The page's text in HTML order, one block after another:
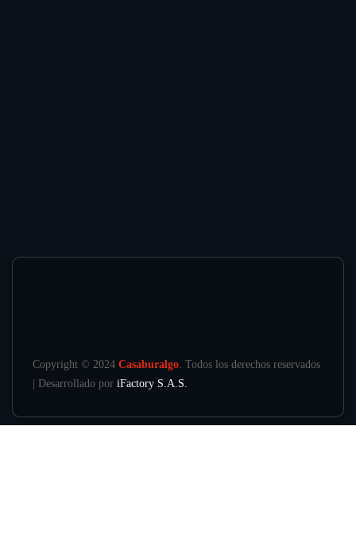
Copyright © 2024 Casaburalgo. Todos los derechos reservados
| Desarrollado por iFactory S.A.S.